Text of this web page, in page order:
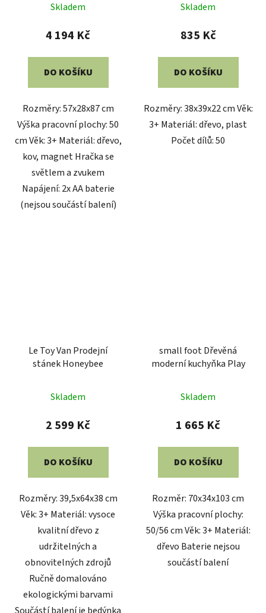
Skladem
4 194 Kč
DO KOŠÍKU
Rozměry: 57x28x87 cm
Výška pracovní plochy: 50
cm Věk: 3+ Materiál: dřevo,
kov, magnet Hračka se
světlem a zvukem
Napájení: 2x AA baterie
(nejsou součástí balení)
hodnocení
produktu
5,0
z
hvězdiček.
Skladem
835 Kč
DO KOŠÍKU
Rozměry: 38x39x22 cm Věk:
3+ Materiál: dřevo, plast
Počet dílů: 50
Le Toy Van Prodejní
stánek Honeybee
Skladem
2 599 Kč
DO KOŠÍKU
Rozměry: 39,5x64x38 cm
Věk: 3+ Materiál: vysoce
kvalitní dřevo z
udržitelných a
obnovitelných zdrojů
Ručně domalováno
ekologickými barvami
small foot Dřevěná
moderní kuchyňka Play
Skladem
1 665 Kč
DO KOŠÍKU
Rozměr: 70x34x103 cm
Výška pracovní plochy:
50/56 cm Věk: 3+ Materiál:
dřevo Baterie nejsou
součástí balení